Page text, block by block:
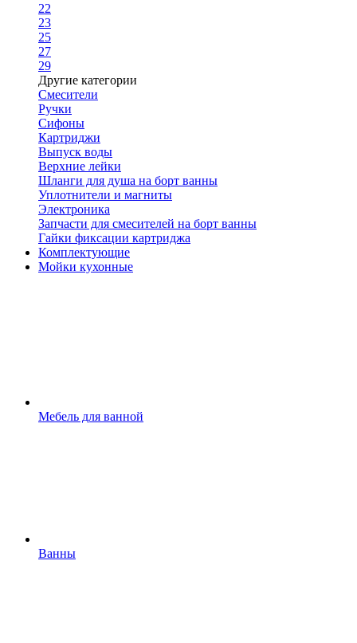
22
23
25
27
29
Другие категории
Смесители
Ручки
Сифоны
Картриджи
Выпуск воды
Верхние лейки
Шланги для душа на борт ванны
Уплотнители и магниты
Электроника
Запчасти для смесителей на борт ванны
Гайки фиксации картриджа
Комплектующие
Мойки кухонные
Мебель для ванной
Ванны